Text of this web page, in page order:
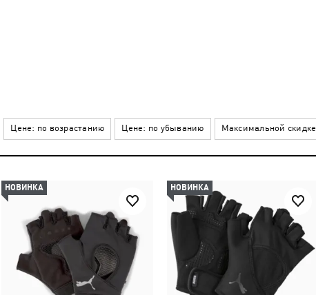
Цене: по возрастанию Цене: по убыванию Максимальной скидке
НОВИНКА НОВИНКА